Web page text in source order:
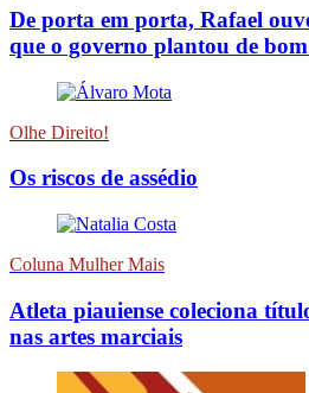
De porta em porta, Rafael
que o governo plantou de
Olhe Direito!
Os riscos de assédio
Coluna Mulher Mais
Atleta piauiense coleciona
nas artes marciais